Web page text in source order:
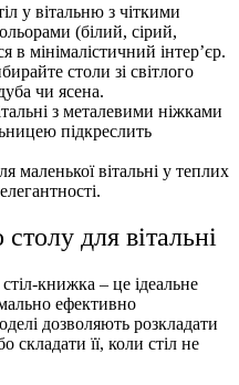
у вітальню з чіткими
(білий, сірий,
в мінімалістичний інтер’єр.
столи зі світлого
чи ясена.
з металевими ніжками
підкреслить
маленької вітальні у теплих
для вітальні
книжка – це ідеальне
ефективно
дозволяють розкладати
складати її, коли стіл не